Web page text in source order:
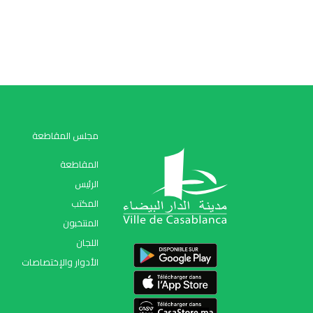
مجلس المقاطعة
المقاطعة
الرئيس
المكتب
المنتخبون
اللجان
الأدوار والإختصاصات